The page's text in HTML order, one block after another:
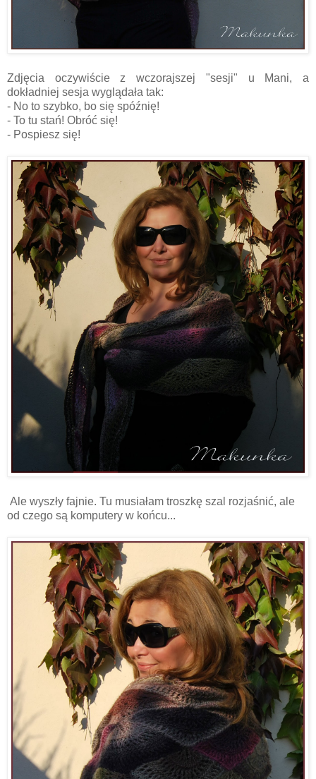
Zdjęcia oczywiście z wczorajszej "sesji" u Mani, a
dokładniej sesja wyglądała tak:
- No to szybko, bo się spóźnię!
- To tu stań! Obróć się!
- Pospiesz się!
Ale wyszły fajnie. Tu musiałam troszkę szal rozjaśnić, ale
od czego są komputery w końcu...